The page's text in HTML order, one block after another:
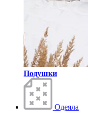
Подушки
Одеяла